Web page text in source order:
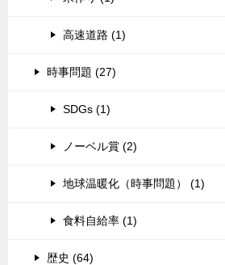
高速道路 (1)
時事問題 (27)
SDGs (1)
ノーベル賞 (2)
地球温暖化（時事問題） (1)
食料自給率 (1)
歴史 (64)